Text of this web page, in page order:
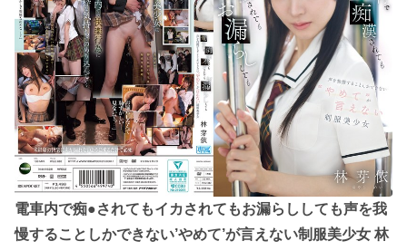
電車内で痴●されてもイカされてもお漏らししても声を我
慢することしかできない’やめて’が言えない制服美少女 林